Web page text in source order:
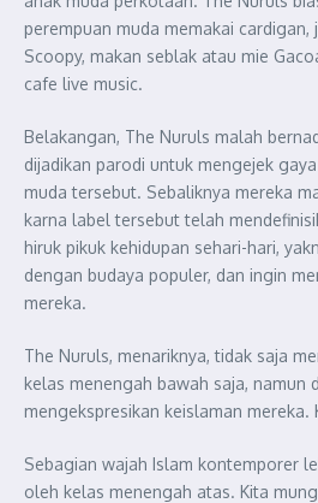
perempuan muda memakai cardigan,
Scoopy, makan seblak atau mie
cafe live music.
Belakangan, The Nuruls malah
dijadikan parodi untuk mengejek
muda tersebut. Sebaliknya mereka
karna label tersebut telah
hiruk pikuk kehidupan sehari-hari,
dengan budaya populer, dan ingin
mereka.
The Nuruls, menariknya, tidak saja
kelas menengah bawah saja, namun
mengekspresikan keislaman mereka.
Sebagian wajah Islam kontemporer
oleh kelas menengah atas. Kita